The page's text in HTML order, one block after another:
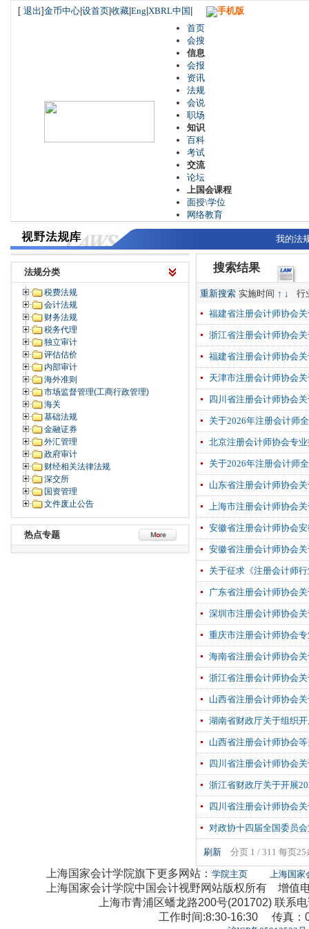
[ 退出]金币中心 设首页 收藏 Eng XBRL中国
手机版
首页
会搜
信息
会报
资讯
法规
会说
职场
知识
百科
考试
交流
论坛
上国会课程
面授\学位
网络教育
我的法
法规分类
税费法规
会计法规
财务法规
税务代理
独立审计
评估估价
内部审计
海外准则
市场监督管理(工商行政管理)
海关
基础法规
金融证券
外汇管理
政府审计
财经相关法律法规
深交所
国资管理
文件废止公告
热点专题
搜索结果
重新搜索 实施时间 ↑ ↓
行
福建省注册会计师协会
浙江省注册会计师协会
福建省注册会计师协会
天津市注册会计师协会
四川省注册会计师协会
关于2026年注册会计师
北京注册会计师协会专
关于2026年注册会计师
山东省注册会计师协会
上海市注册会计师协会
安徽省注册会计师协会
安徽省注册会计师协会
关于征求《注册会计师
广东省注册会计师协会
深圳市注册会计师协会
重庆市注册会计师协会
海南省注册会计师协会
浙江省注册会计师协会
山西省注册会计师协会
湖南省财政厅关于组织
山西省注册会计师协会
四川省注册会计师协会
浙江省财政厅关于开展
四川省注册会计师协会
对政协十四届全国委员
刷新 分页 1 / 311 每页25
上海国家会计学院旗下更多网站： 学院主页 上海国家
上海国家会计学院中国会计视野网站版权所有 增值
上海市青浦区蟠龙路200号(201702) 联系
工作时间:8:30-16:30 传真：